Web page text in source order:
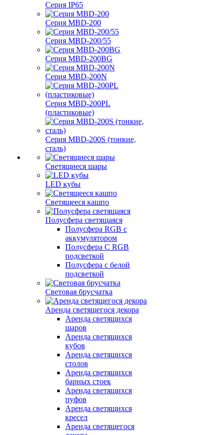
Серия IP65
Серия MBD-200
Серия MBD-200/55
Серия MBD-200BG
Серия MBD-200N
Серия MBD-200PL
(пластиковые)
Серия MBD-200S (тонкие,
сталь)
Светящиеся шары
LED кубы
Светящееся кашпо
Полусфера светящаяся
Полусфера RGB с
аккумулятором
Полусфера С RGB
подсветкой
Полусфера с белой
подсветкой
Световая брусчатка
Аренда светящегося декора
Аренда светящихся
шаров
Аренда светящихся
кубов
Аренда светящихся
столов
Аренда светящихся
барных стоек
Аренда светящихся
пуфов
Аренда светящихся
кресел
Аренда светящегося